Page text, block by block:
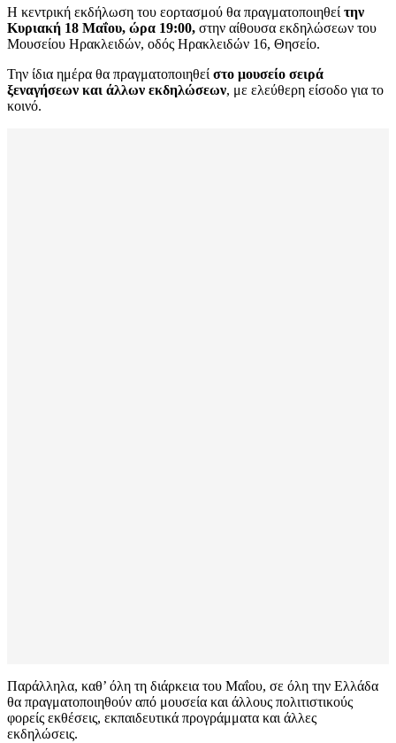
Η κεντρική εκδήλωση του εορτασμού θα πραγματοποιηθεί την
Κυριακή 18 Μαΐου, ώρα 19:00, στην αίθουσα εκδηλώσεων του
Μουσείου Ηρακλειδών, οδός Ηρακλειδών 16, Θησείο.
Την ίδια ημέρα θα πραγματοποιηθεί στο μουσείο σειρά
ξεναγήσεων και άλλων εκδηλώσεων, με ελεύθερη είσοδο για το
κοινό.
Παράλληλα, καθ’ όλη τη διάρκεια του Μαΐου, σε όλη την Ελλάδα
θα πραγματοποιηθούν από μουσεία και άλλους πολιτιστικούς
φορείς εκθέσεις, εκπαιδευτικά προγράμματα και άλλες
εκδηλώσεις.